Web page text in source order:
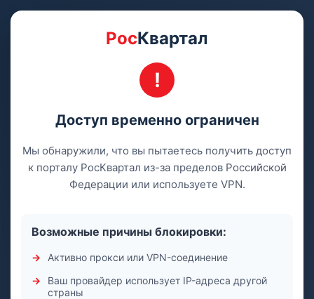
РосКвартал
Доступ временно ограничен
Мы обнаружили, что вы пытаетесь получить доступ
к порталу РосКвартал из-за пределов Российской
Федерации или используете VPN.
Возможные причины блокировки:
Активно прокси или VPN-соединение
Ваш провайдер использует IP-адреса другой
страны